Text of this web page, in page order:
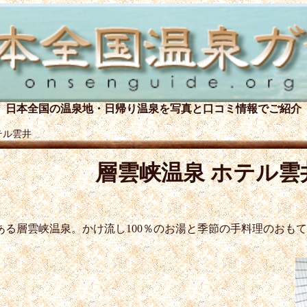
日本全国の温泉地・日帰り温泉を写真と口コミ情報でご紹介
ル雲井
層雲峡温泉 ホテル雲
層雲峡温泉。かけ流し100％のお湯と季節の手料理のおも